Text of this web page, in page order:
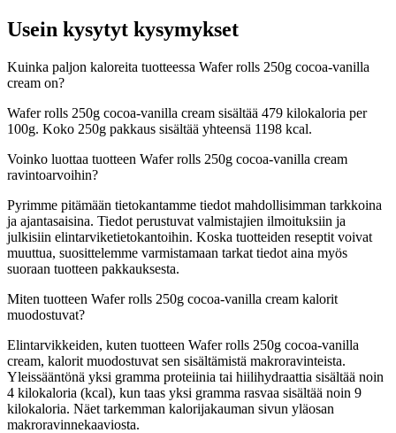
Usein kysytyt kysymykset
Kuinka paljon kaloreita tuotteessa Wafer rolls 250g cocoa-vanilla
cream on?
Wafer rolls 250g cocoa-vanilla cream sisältää 479 kilokaloria per
100g. Koko 250g pakkaus sisältää yhteensä 1198 kcal.
Voinko luottaa tuotteen Wafer rolls 250g cocoa-vanilla cream
ravintoarvoihin?
Pyrimme pitämään tietokantamme tiedot mahdollisimman tarkkoina
ja ajantasaisina. Tiedot perustuvat valmistajien ilmoituksiin ja
julkisiin elintarviketietokantoihin. Koska tuotteiden reseptit voivat
muuttua, suosittelemme varmistamaan tarkat tiedot aina myös
suoraan tuotteen pakkauksesta.
Miten tuotteen Wafer rolls 250g cocoa-vanilla cream kalorit
muodostuvat?
Elintarvikkeiden, kuten tuotteen Wafer rolls 250g cocoa-vanilla
cream, kalorit muodostuvat sen sisältämistä makroravinteista.
Yleissääntönä yksi gramma proteiinia tai hiilihydraattia sisältää noin
4 kilokaloria (kcal), kun taas yksi gramma rasvaa sisältää noin 9
kilokaloria. Näet tarkemman kalorijakauman sivun yläosan
makroravinnekaaviosta.